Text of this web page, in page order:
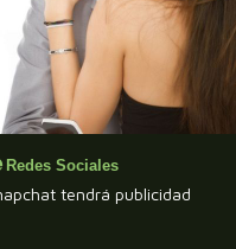
Redes Sociales
tendrá publicidad